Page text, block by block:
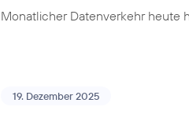
Monatlicher Datenverkehr heute
19. Dezember 2025